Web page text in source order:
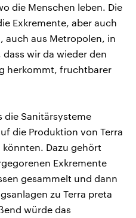
die Menschen leben. Die
Exkremente, aber auch
auch aus Metropolen, in
wir da wieder den
herkommt, fruchtbarer
die Sanitärsysteme
die Produktion von Terra
Dazu gehört
Exkremente
gesammelt und dann
zu Terra preta
würde das